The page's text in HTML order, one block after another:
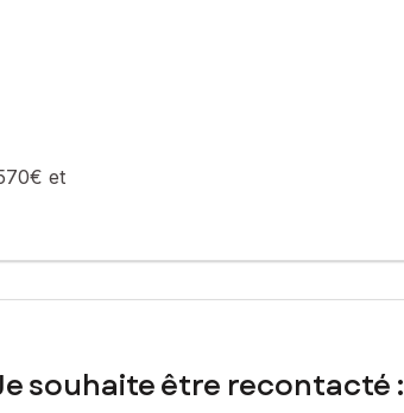
: www.georisques.gouv.fr
et
souhaite être recontacté :